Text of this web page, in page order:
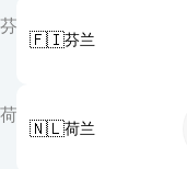
芬
🇫🇮芬兰
荷
🇳🇱荷兰